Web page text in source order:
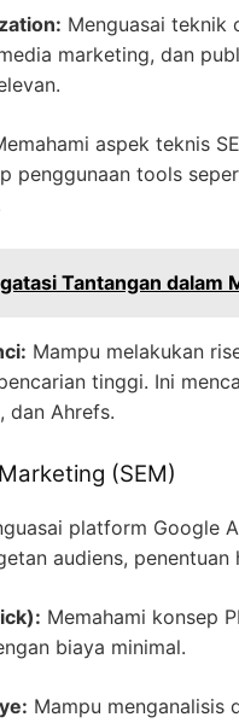
Menguasai
marketing, dan
aspek teknis
penggunaan tools
Tantangan dalam
Mampu melakukan
tinggi. Ini
dan Ahrefs.
(SEM)
platform Google
audiens,
Memahami konsep
biaya minimal.
Mampu menganalisis